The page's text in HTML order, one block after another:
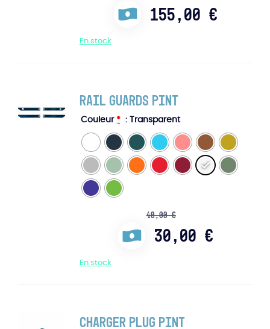
155,00 €
En stock
Rail Guards Pint
Couleur * : Transparent
40,00€
30,00 €
En stock
Charger Plug Pint